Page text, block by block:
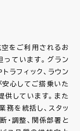
空をご利用されるお
ています。グラン
ラフィック、ラウン
安心してご搭乗いた
供しています。また
務を統括し、スタッ
・調整、関係部署と